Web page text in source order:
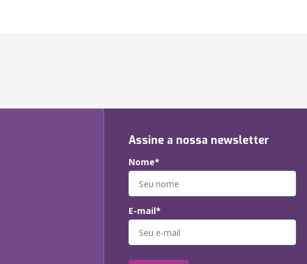
Assine a nossa newsletter
Nome*
E-mail*